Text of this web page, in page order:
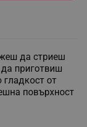
да стриеш
приготвиш
гладкост от
повърхност